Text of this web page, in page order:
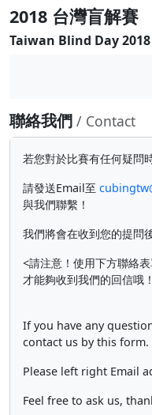
2018 台灣盲解賽
Taiwan Blind Day 2018
聯絡我們 / Contact
若您對於比賽有任何疑問
請發送Email至
與我們聯繫！
我們將會在收到您的提問
<請注意！使用下方聯絡
才能夠收到我們的回信哦
If you have any
contact us by this form.
Please left right Email
Feel free to ask us,